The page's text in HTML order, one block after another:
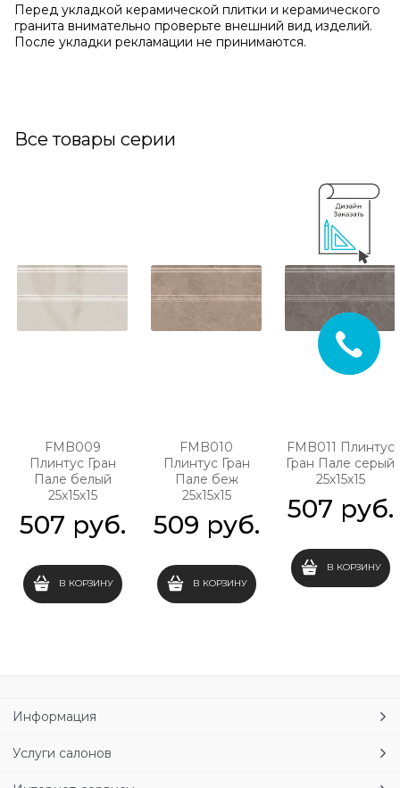
Перед укладкой керамической плитки и керамического
гранита внимательно проверьте внешний вид изделий.
После укладки рекламации не принимаются.
Все товары серии
FMB009
Плинтус Гран
Пале белый
25х15х15
507 руб.
В КОРЗИНУ
FMB010
Плинтус Гран
Пале беж
25х15х15
509 руб.
В КОРЗИНУ
FMB011 Плинтус
Гран Пале серый
25х15х15
507 руб.
В КОРЗИНУ
Информация
Услуги салонов